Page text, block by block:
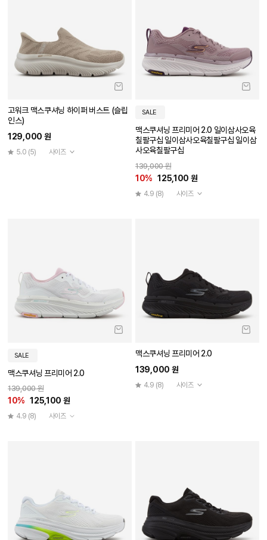
고워크 맥스쿠셔닝 하이퍼 버스트 (슬립
인스)
129,000 원
5.0 (5) 사이즈
SALE
맥스쿠셔닝 프리미어 2.0 일이삼사오육
칠팔구십 일이삼사오육칠팔구십 일이삼
사오육칠팔구십
139,000 원
10% 125,100 원
4.9 (8) 사이즈
SALE
맥스쿠셔닝 프리미어 2.0
139,000 원
10% 125,100 원
4.9 (8) 사이즈
맥스쿠셔닝 프리미어 2.0
139,000 원
4.9 (8) 사이즈